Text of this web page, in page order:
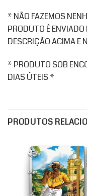
* NÃO FAZEMOS
PRODUTO É
DESCRIÇÃO ACIMA E
* PRODUTO SOB
DIAS ÚTEIS *
PRODUTOS